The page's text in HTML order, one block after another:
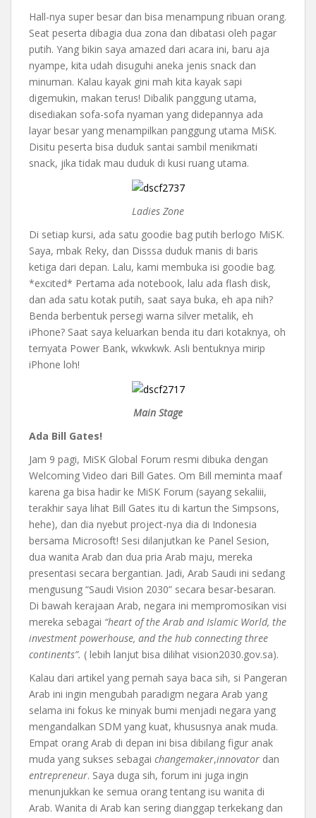
Hall-nya super besar dan bisa menampung ribuan orang.
Seat peserta dibagia dua zona dan dibatasi oleh pagar
putih. Yang bikin saya amazed dari acara ini, baru aja
nyampe, kita udah disuguhi aneka jenis snack dan
minuman. Kalau kayak gini mah kita kayak sapi
digemukin, makan terus! Dibalik panggung utama,
disediakan sofa-sofa nyaman yang didepannya ada
layar besar yang menampilkan panggung utama MiSK.
Disitu peserta bisa duduk santai sambil menikmati
snack, jika tidak mau duduk di kusi ruang utama.
Ladies Zone
Di setiap kursi, ada satu goodie bag putih berlogo MiSK.
Saya, mbak Reky, dan Disssa duduk manis di baris
ketiga dari depan. Lalu, kami membuka isi goodie bag.
*excited* Pertama ada notebook, lalu ada flash disk,
dan ada satu kotak putih, saat saya buka, eh apa nih?
Benda berbentuk persegi warna silver metalik, eh
iPhone? Saat saya keluarkan benda itu dari kotaknya, oh
ternyata Power Bank, wkwkwk. Asli bentuknya mirip
iPhone loh!
Main Stage
Ada Bill Gates!
Jam 9 pagi, MiSK Global Forum resmi dibuka dengan
Welcoming Video dari Bill Gates. Om Bill meminta maaf
karena ga bisa hadir ke MiSK Forum (sayang sekaliii,
terakhir saya lihat Bill Gates itu di kartun the Simpsons,
hehe), dan dia nyebut project-nya dia di Indonesia
bersama Microsoft! Sesi dilanjutkan ke Panel Sesion,
dua wanita Arab dan dua pria Arab maju, mereka
presentasi secara bergantian. Jadi, Arab Saudi ini sedang
mengusung “Saudi Vision 2030” secara besar-besaran.
Di bawah kerajaan Arab, negara ini mempromosikan visi
mereka sebagai “heart of the Arab and Islamic World, the
investment powerhouse, and the hub connecting three
continents”. ( lebih lanjut bisa dilihat vision2030.gov.sa).
Kalau dari artikel yang pernah saya baca sih, si Pangeran
Arab ini ingin mengubah paradigm negara Arab yang
selama ini fokus ke minyak bumi menjadi negara yang
mengandalkan SDM yang kuat, khususnya anak muda.
Empat orang Arab di depan ini bisa dibilang figur anak
muda yang sukses sebagai changemaker,innovator dan
entrepreneur. Saya duga sih, forum ini juga ingin
menunjukkan ke semua orang tentang isu wanita di
Arab. Wanita di Arab kan sering dianggap terkekang dan